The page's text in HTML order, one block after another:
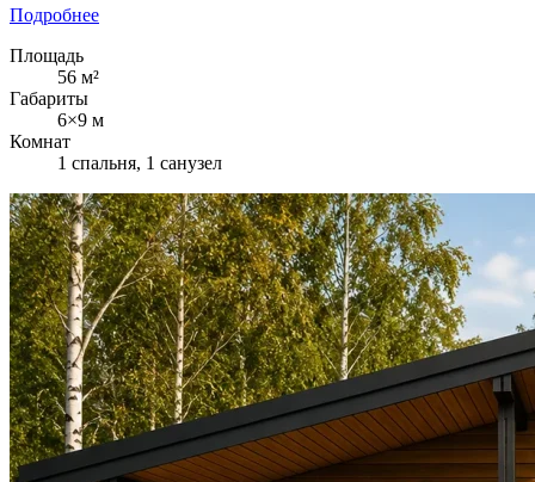
Подробнее
Площадь
56 м²
Габариты
6×9 м
Комнат
1 спальня, 1 санузел